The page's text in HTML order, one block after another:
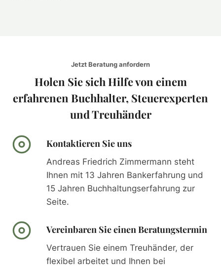
Jetzt Beratung anfordern
Holen Sie sich Hilfe von einem
erfahrenen Buchhalter, Steuerexperten
und Treuhänder
Kontaktieren Sie uns
Andreas Friedrich Zimmermann steht
Ihnen mit 13 Jahren Bankerfahrung und
15 Jahren Buchhaltungserfahrung zur
Seite.
Vereinbaren Sie einen Beratungstermin
Vertrauen Sie einem Treuhänder, der
flexibel arbeitet und Ihnen bei